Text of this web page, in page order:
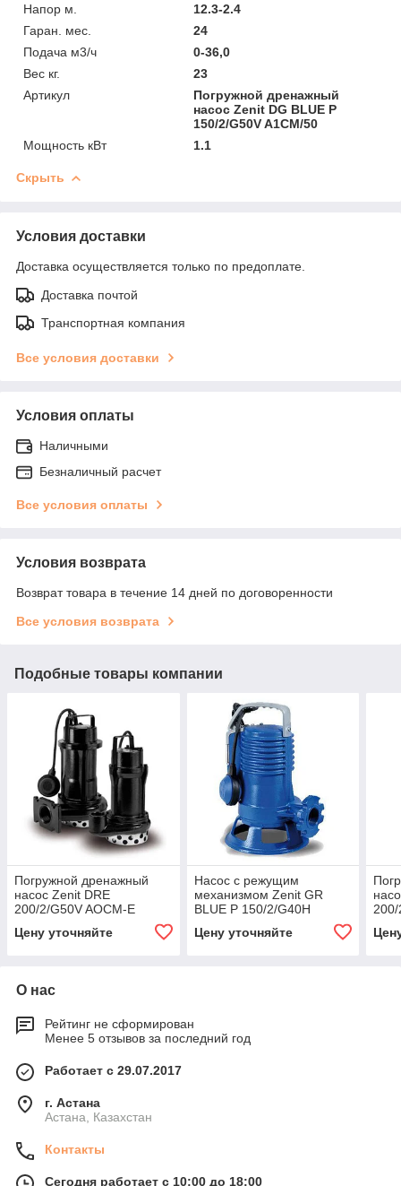
Напор м.
12.3-2.4
Гаран. мес.
24
Подача м3/ч
0-36,0
Вес кг.
23
Артикул
Погружной дренажный
насос Zenit DG BLUE P
150/2/G50V A1CM/50
Мощность кВт
1.1
Скрыть
Условия доставки
Доставка осуществляется только по предоплате.
Доставка почтой
Транспортная компания
Все условия доставки
Условия оплаты
Наличными
Безналичный расчет
Все условия оплаты
Условия возврата
Возврат товара в течение 14 дней по договоренности
Все условия возврата
Подобные товары компании
Погружной дренажный
насос Zenit DRE
200/2/G50V AOCM-E
Цену уточняйте
Насос с режущим
механизмом Zenit GR
BLUE P 150/2/G40H
Цену уточняйте
200/
О нас
Рейтинг не сформирован
Менее 5 отзывов за последний год
Работает с 29.07.2017
г. Астана
Астана, Казахстан
Контакты
Сегодня работает с 10:00 до 18:00